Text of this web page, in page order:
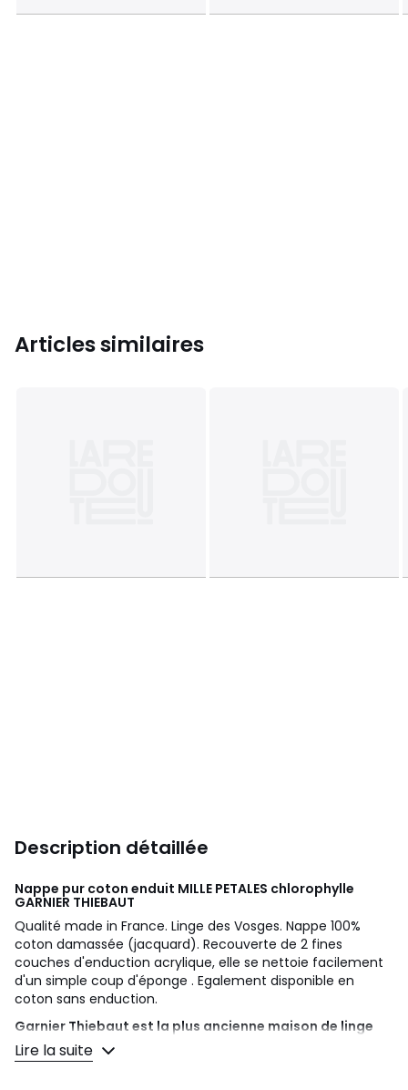
Articles similaires
Description détaillée
Nappe pur coton enduit MILLE PETALES chlorophylle
GARNIER THIEBAUT
Qualité made in France. Linge des Vosges. Nappe 100%
coton damassée (jacquard). Recouverte de 2 fines
couches d'enduction acrylique, elle se nettoie facilement
d'un simple coup d'éponge . Egalement disponible en
coton sans enduction.
Garnier Thiebaut est la plus ancienne maison de linge
des Vosges : elle fabrique son linge dans ses usines de
Gérardmer depuis 1833 (linge labellisé Vosges Terre
Lire la suite